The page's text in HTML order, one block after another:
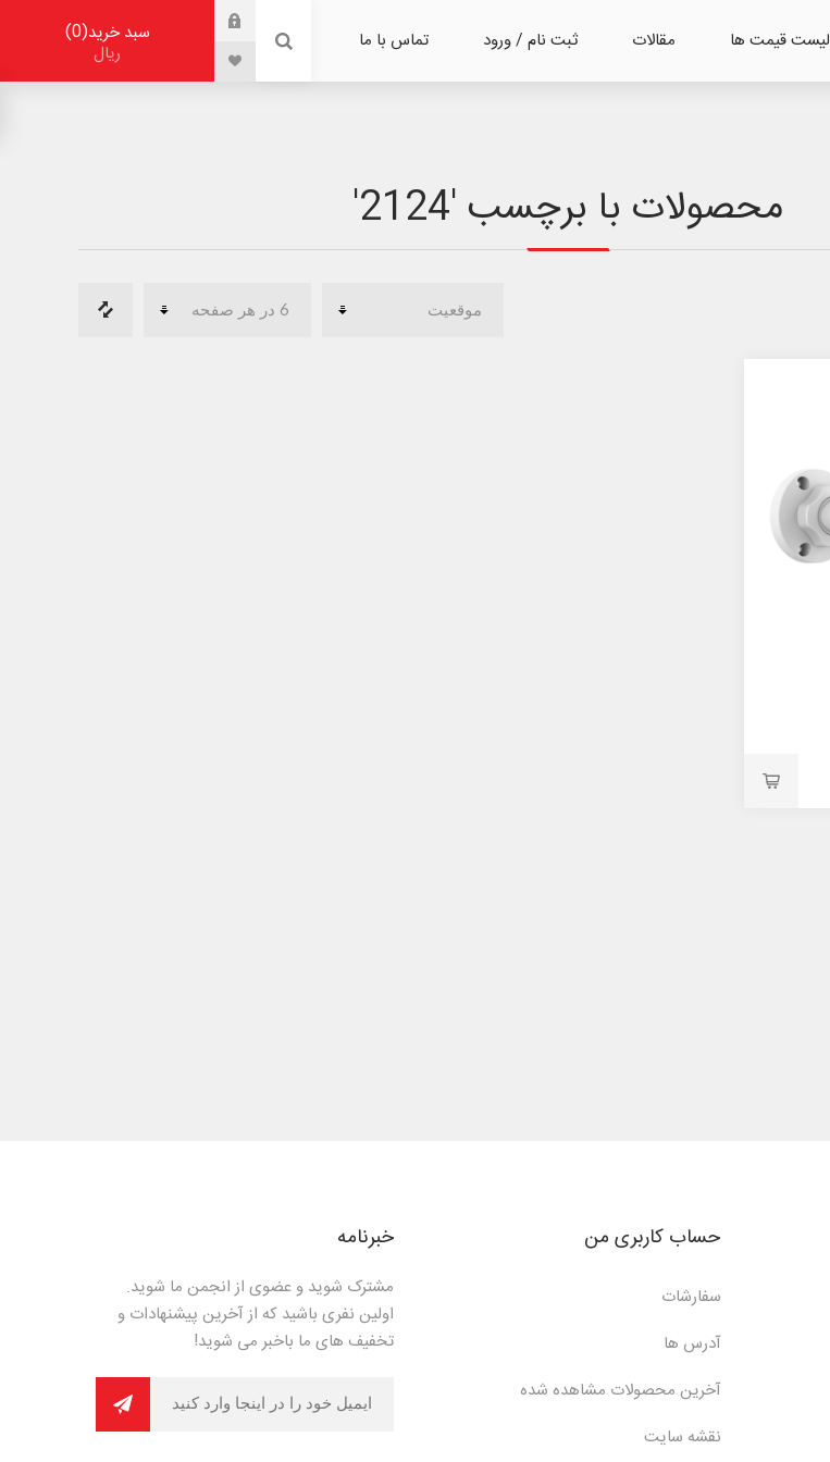
لیست قیمت ها مقالات ثبت نام / ورود تماس با ما سبد خرید 0
ریال
محصولات با برچسب '2124'
حساب کاربری من
سفارشات
آدرس ها
آخرین محصولات مشاهده شده
نقشه سایت
خبرنامه
مشترک شوید و عضوی از انجمن ما شوید.
اولین نفری باشید که از آخرین پیشنهادات و
تخفیف های ما باخبر می شوید!